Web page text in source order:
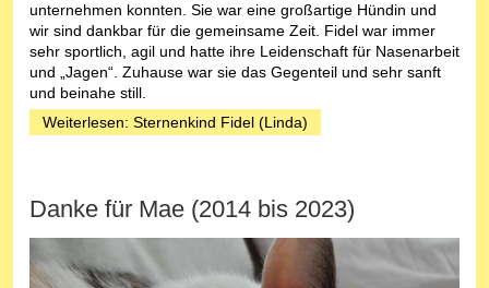
unternehmen konnten. Sie war eine großartige Hündin und
wir sind dankbar für die gemeinsame Zeit. Fidel war immer
sehr sportlich, agil und hatte ihre Leidenschaft für Nasenarbeit
und „Jagen“. Zuhause war sie das Gegenteil und sehr sanft
und beinahe still.
Weiterlesen: Sternenkind Fidel (Linda)
Danke für Mae (2014 bis 2023)